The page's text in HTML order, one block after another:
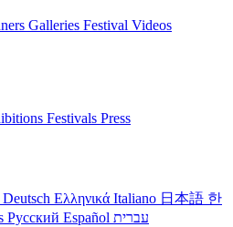
Galleries Festival Videos
Festivals Press
Deutsch Ελληνικά Italiano 日本語 한
Русский Español עברית